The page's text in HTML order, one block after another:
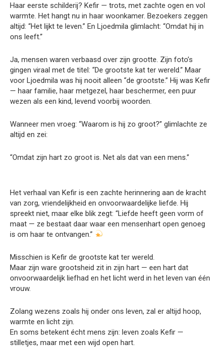
Haar eerste schilderij? Kefir — trots, met zachte ogen en vol
warmte. Het hangt nu in haar woonkamer. Bezoekers zeggen
altijd: “Het lijkt te leven.” En Ljoedmila glimlacht: “Omdat hij in
ons leeft.”
Ja, mensen waren verbaasd over zijn grootte. Zijn foto’s
gingen viraal met de titel: “De grootste kat ter wereld.” Maar
voor Ljoedmila was hij nooit alleen “de grootste.” Hij was Kefir
— haar familie, haar metgezel, haar beschermer, een puur
wezen als een kind, levend voorbij woorden.
Wanneer men vroeg: “Waarom is hij zo groot?” glimlachte ze
altijd en zei:
“Omdat zijn hart zo groot is. Net als dat van een mens.”
Het verhaal van Kefir is een zachte herinnering aan de kracht
van zorg, vriendelijkheid en onvoorwaardelijke liefde. Hij
spreekt niet, maar elke blik zegt: “Liefde heeft geen vorm of
maat — ze bestaat daar waar een mensenhart open genoeg
is om haar te ontvangen.”
Misschien is Kefir de grootste kat ter wereld.
Maar zijn ware grootsheid zit in zijn hart — een hart dat
onvoorwaardelijk liefhad en het licht werd in het leven van één
vrouw.
Zolang wezens zoals hij onder ons leven, zal er altijd hoop,
warmte en licht zijn.
En soms betekent écht mens zijn: leven zoals Kefir —
stilletjes, maar met een wijd open hart.